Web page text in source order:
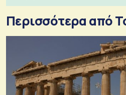
Περισσότερα από